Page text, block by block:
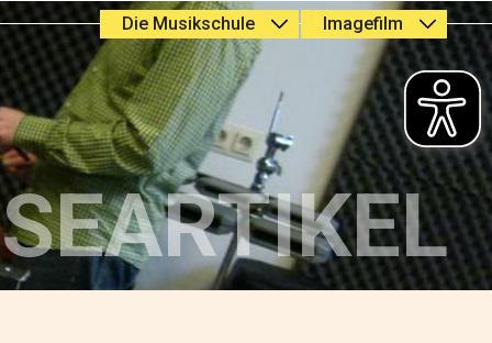
Schulen
Bildungspartnern
Die Musikschule
Öffnungszeiten
Leitbild
Schulleitung &
Verwaltung
Lehrkräfte
Schutzkonzept
Förderkreis &
Imagefilm